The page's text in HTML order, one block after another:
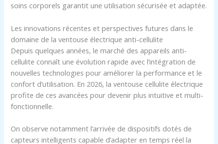
soins corporels garantit une utilisation sécurisée et adaptée.
Les innovations récentes et perspectives futures dans le
domaine de la ventouse électrique anti-cellulite
Depuis quelques années, le marché des appareils anti-
cellulite connaît une évolution rapide avec l’intégration de
nouvelles technologies pour améliorer la performance et le
confort d’utilisation. En 2026, la ventouse cellulite électrique
profite de ces avancées pour devenir plus intuitive et multi-
fonctionnelle.
On observe notamment l’arrivée de dispositifs dotés de
capteurs intelligents capable d’adapter en temps réel la